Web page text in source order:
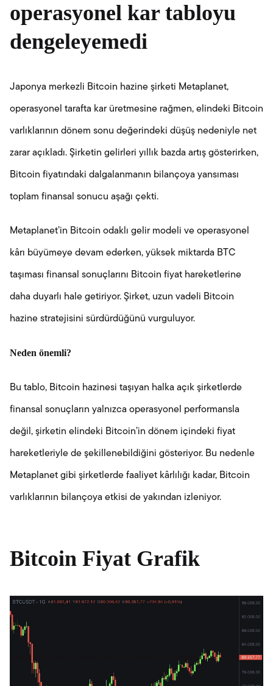
operasyonel kartabloyu
dengeleyemedi
Japonya merkezli Bitcoin hazine şirketi Metaplanet,
operasyonel tarafta kar üretmesine rağmen, elindeki Bitcoin
varlıklarının dönem sonu değerindeki düşüş nedeniyle net
zarar açıkladı. Şirketin gelirleri yıllık bazda artış gösterirken,
Bitcoin fiyatındaki dalgalanmanın bilançoya yansıması
toplam finansal sonucu aşağı çekti.
Metaplanet’in Bitcoin odaklı gelir modeli ve operasyonel
kârı büyümeye devam ederken, yüksek miktarda BTC
taşıması finansal sonuçlarını Bitcoin fiyat hareketlerine
daha duyarlı hale getiriyor. Şirket, uzun vadeli Bitcoin
hazine stratejisini sürdürdüğünü vurguluyor.
Neden önemli?
Bu tablo, Bitcoin hazinesi taşıyan halka açık şirketlerde
finansal sonuçların yalnızca operasyonel performansla
değil, şirketin elindeki Bitcoin’in dönem içindeki fiyat
hareketleriyle de şekillenebildiğini gösteriyor. Bu nedenle
Metaplanet gibi şirketlerde faaliyet kârlılığı kadar, Bitcoin
varlıklarının bilançoya etkisi de yakından izleniyor.
Bitcoin Fiyat Grafik